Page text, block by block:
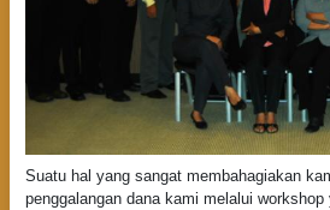
Suatu hal yang sangat membahagiakan
penggalangan dana kami melalui